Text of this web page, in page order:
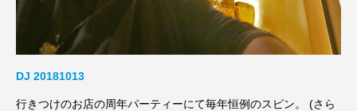
DJ 20181013
行きつけのお店の周年パーティーにて毎年恒例のスピン。 (さら